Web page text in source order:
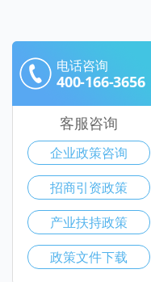
电话咨询
400-166-3656
客服咨询
企业政策咨询
招商引资政策
产业扶持政策
政策文件下载